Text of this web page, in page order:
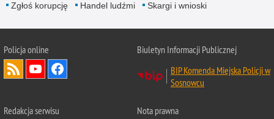
Zgłoś korupcję
Handel ludźmi Skargi i wnioski
Policja online
Biuletyn Informacji Publicznej
BIP Komenda Miejska Policji w
Sosnowcu
Redakcja serwisu
Nota prawna